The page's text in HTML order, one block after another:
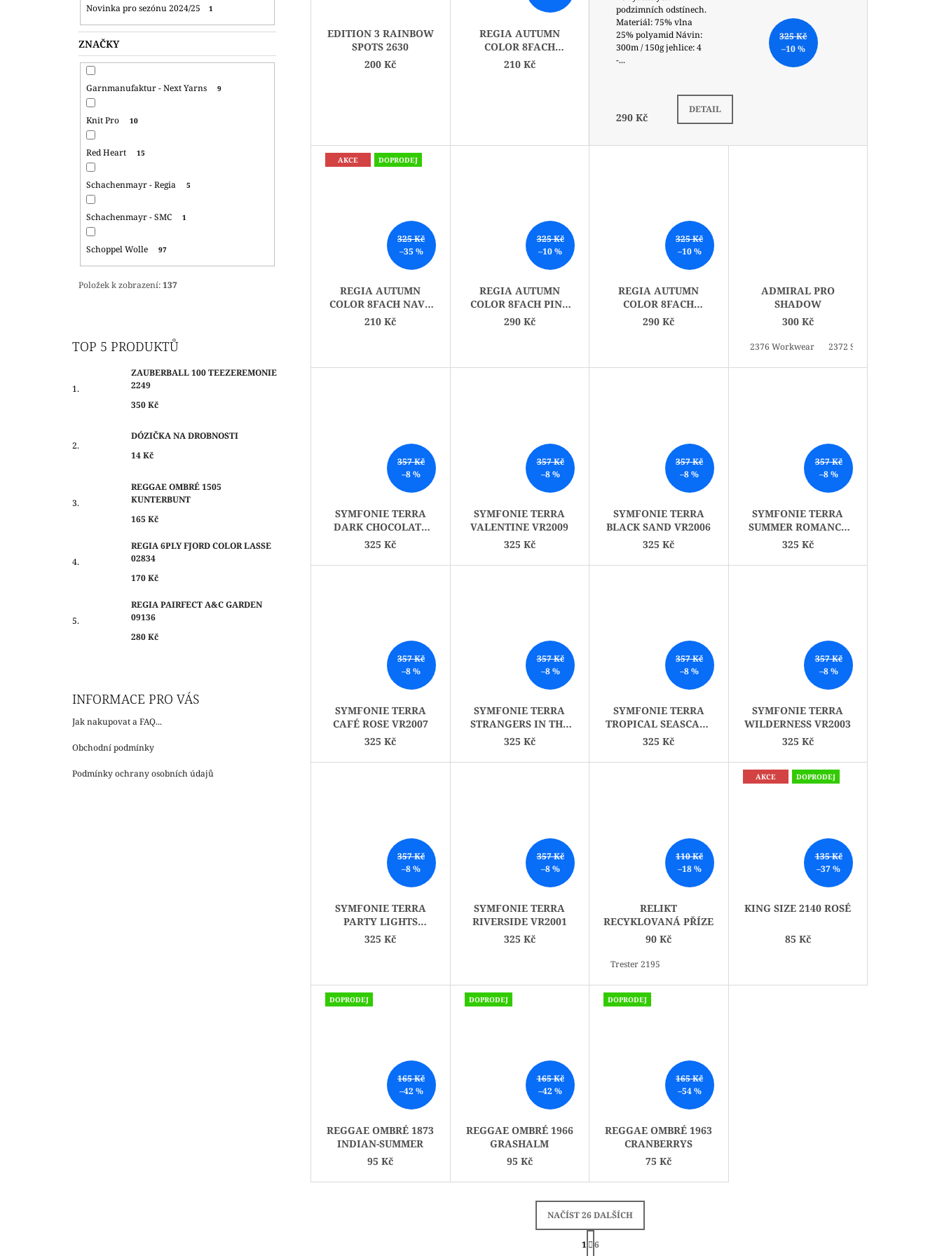
Novinka pro sezónu 2024/25 1
ZNAČKY
Garnmanufaktur - Next Yarns 9
Knit Pro 10
Red Heart 15
Schachenmayr - Regia 5
Schachenmayr - SMC 1
Schoppel Wolle 97
Položek k zobrazení:137
TOP 5 PRODUKTŮ
ZAUBERBALL 100 TEEZEREMONIE
2249
350 Kč
DÓZIČKA NA DROBNOSTI
14 Kč
REGGAE OMBRÉ 1505
KUNTERBUNT
165 Kč
REGIA 6PLY FJORD COLOR LASSE
02834
170 Kč
REGIA PAIRFECT A&C GARDEN
09136
280 Kč
INFORMACE PRO VÁS
Jak nakupovat a FAQ...
Obchodní podmínky
Podmínky ochrany osobních údajů
EDITION 3 RAINBOW
SPOTS 2630
200 Kč
REGIA AUTUMN
COLOR 8FACH
PURPLE 09185
210 Kč
325 Kč
–10 %
podzimních odstínech.
Materiál: 75% vlna
25% polyamid Návin:
300m / 150g jehlice: 4
-...
290 Kč
DETAIL
Nejde doobjednat
325 Kč
–35 %
AKCE DOPRODEJ
REGIA AUTUMN
COLOR 8FACH NAVY
09183
210 Kč
325 Kč
–10 %
REGIA AUTUMN
COLOR 8FACH PINK
09181
290 Kč
325 Kč
–10 %
REGIA AUTUMN
COLOR 8FACH
POMEGRANATE 09180
290 Kč
ADMIRAL PRO
SHADOW
300 Kč
2376 Workwear 2372 Stachelbeere
357 Kč
–8 %
SYMFONIE TERRA
DARK CHOCOLATE
VR2010
325 Kč
357 Kč
–8 %
SYMFONIE TERRA
VALENTINE VR2009
325 Kč
357 Kč
–8 %
SYMFONIE TERRA
BLACK SAND VR2006
325 Kč
357 Kč
–8 %
SYMFONIE TERRA
SUMMER ROMANCE
VR2008
325 Kč
357 Kč
–8 %
SYMFONIE TERRA
CAFÉ ROSE VR2007
325 Kč
357 Kč
–8 %
SYMFONIE TERRA
STRANGERS IN THE
NIGHT VR2005
325 Kč
357 Kč
–8 %
SYMFONIE TERRA
TROPICAL SEASCAPE
VR2004
325 Kč
357 Kč
–8 %
SYMFONIE TERRA
WILDERNESS VR2003
325 Kč
357 Kč
–8 %
SYMFONIE TERRA
PARTY LIGHTS
VR2002
325 Kč
357 Kč
–8 %
SYMFONIE TERRA
RIVERSIDE VR2001
325 Kč
110 Kč
–18 %
RELIKT
RECYKLOVANÁ PŘÍZE
90 Kč
Trester 2195
135 Kč
–37 %
AKCE DOPRODEJ
KING SIZE 2140 ROSÉ
85 Kč
165 Kč
–42 %
DOPRODEJ
REGGAE OMBRÉ 1873
INDIAN-SUMMER
95 Kč
165 Kč
–42 %
DOPRODEJ
REGGAE OMBRÉ 1966
GRASHALM
95 Kč
165 Kč
–54 %
DOPRODEJ
REGGAE OMBRÉ 1963
CRANBERRYS
75 Kč
NAČÍST 26 DALŠÍCH
S
T
1
6